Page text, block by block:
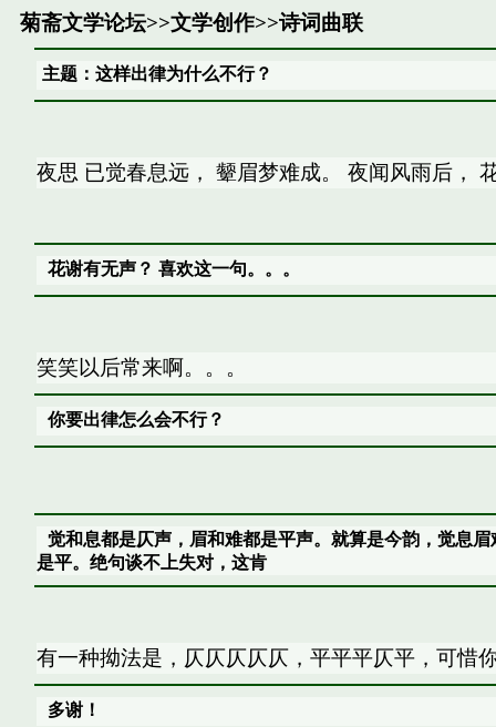
菊斋文学论坛>>文学创作>>诗词曲联
主题：这样出律为什么不行？
夜思 已觉春息远， 颦眉梦难成。 夜闻风雨后，
花谢有无声？ 喜欢这一句。。。
笑笑以后常来啊。。。
你要出律怎么会不行？
觉和息都是仄声，眉和难都是平声。就算是今韵，觉息眉
是平。绝句谈不上失对，这肯
有一种拗法是，仄仄仄仄仄，平平平仄平，可惜
多谢！